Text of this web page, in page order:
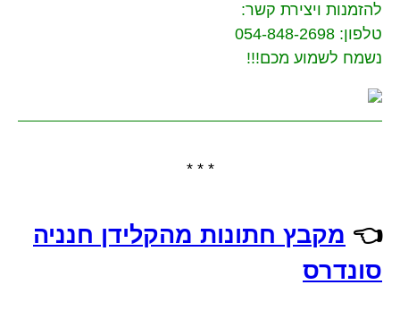
להזמנות ויצירת קשר:
טלפון: 054-848-2698
נשמח לשמוע מכם!!!
* * *
👈 מקבץ חתונות מהקלידן חנניה
סונדרס